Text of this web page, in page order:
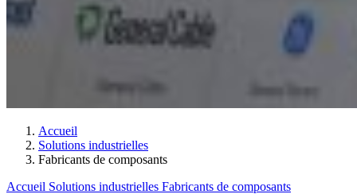
Accueil
Solutions industrielles
Fabricants de composants
Accueil Solutions industrielles Fabricants de composants